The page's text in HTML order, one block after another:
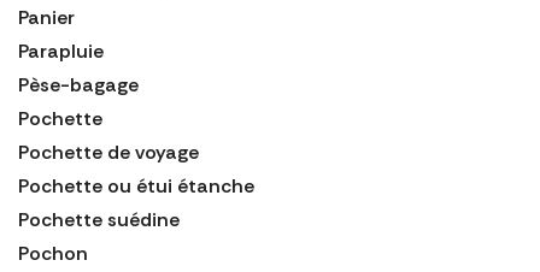
Panier
Parapluie
Pèse-bagage
Pochette
Pochette de voyage
Pochette ou étui étanche
Pochette suédine
Pochon